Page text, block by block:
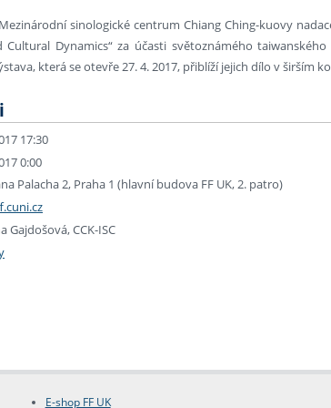
sinologické centrum Chiang Ching-kuovy
Cultural Dynamics“ za účasti světoznámého
která se otevře 27. 4. 2017, přiblíží jejich dílo v širším
17:30
0:00
Palacha 2, Praha 1 (hlavní budova FF UK, 2. patro)
Gajdošová, CCK-ISC
E-shop FF UK